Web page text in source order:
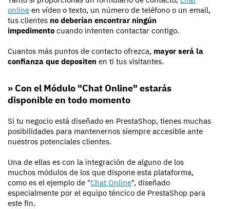
online en vídeo o texto, un número de teléfono o un email,
tus clientes no deberían encontrar ningún
impedimento cuando intenten contactar contigo.
Cuantos más puntos de contacto ofrezca, mayor será la
confianza que depositen en ti tus visitantes.
» Con el Módulo "Chat Online" estarás
disponible en todo momento
Si tu negocio está diseñado en PrestaShop, tienes muchas
posibilidades para mantenernos siempre accesible ante
nuestros potenciales clientes.
Una de ellas es con la integración de alguno de los
muchos módulos de los que dispone esta plataforma,
como es el ejemplo de "Chat Online", diseñado
especialmente por el equipo téncico de PrestaShop para
este fin.